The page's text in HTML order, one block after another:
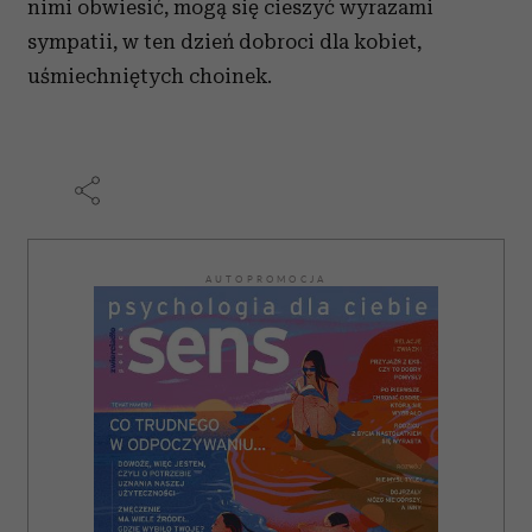
nimi obwiesić, mogą się cieszyć wyrazami
sympatii, w ten dzień dobroci dla kobiet,
uśmiechniętych choinek.
AUTOPROMOCJA